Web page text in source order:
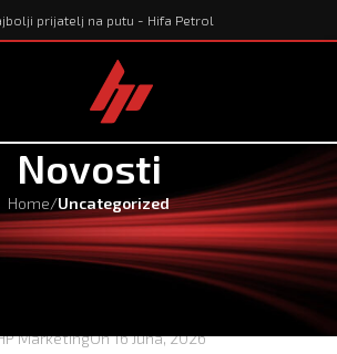
prijatelj na putu - Hifa Petrol
Novosti
Home/Uncategorized
UNCATEGORIZED
svakog utorka uz Hifa
MarketingOn 16 Juna, 2026